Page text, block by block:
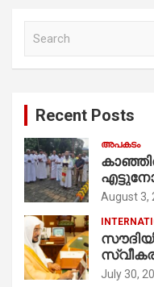
Recent Posts
അപകടം
എട്ടുനോമ്പ്
കുര്യൻ
August 3,
July 30,